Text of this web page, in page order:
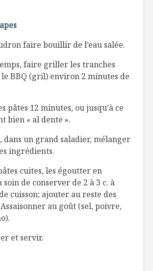
faire bouillir de l’eau salée.
faire griller les tranches
le BBQ (gril) environ 2 minutes de
pâtes 12 minutes, ou jusqu’à ce
bien « al dente ».
dans un grand saladier, mélanger
ingrédients.
cuites, les égoutter en
de conserver de 2 à 3 c. à
cuisson; ajouter au reste des
au goût (sel, poivre,
et servir.